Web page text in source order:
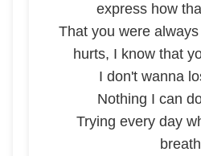
express how
That you were
hurts, I know that
I don't wanna
Nothing I can
Trying every day
breath